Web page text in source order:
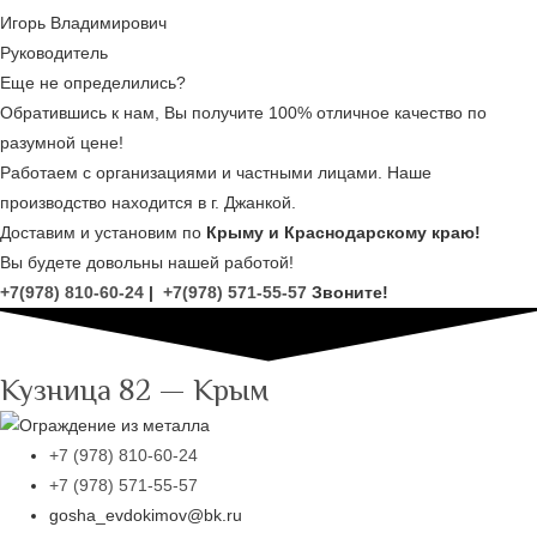
Игорь Владимирович
Руководитель
Еще не определились?
Обратившись к нам, Вы получите 100% отличное качество по
разумной цене!
Работаем с организациями и частными лицами. Наше
производство находится в г. Джанкой.
Доставим и установим по Крыму и Краснодарскому краю!
Вы будете довольны нашей работой!
+7(978) 810-60-24
+7(978) 571-55-57 Звоните!
Кузница 82 — Крым
+7 (978) 810-60-24
+7 (978) 571-55-57
gosha_evdokimov@bk.ru